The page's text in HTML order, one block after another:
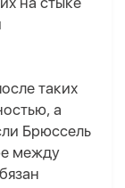
таких
а
Брюссель
между